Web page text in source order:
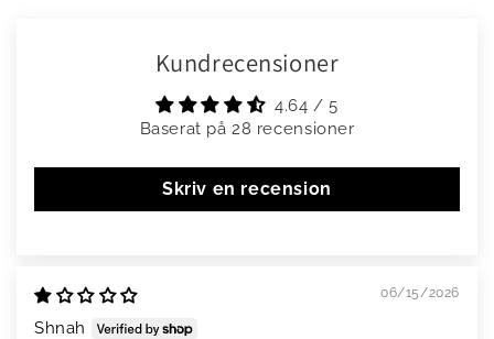
Kundrecensioner
4.64 / 5
Baserat på 28 recensioner
Skriv en recension
06/15/2026
Shnah